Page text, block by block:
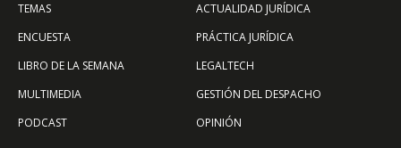
TEMAS
ENCUESTA
LIBRO DE LA SEMANA
MULTIMEDIA
PODCAST
ACTUALIDAD JURÍDICA
PRÁCTICA JURÍDICA
LEGALTECH
GESTIÓN DEL DESPACHO
OPINIÓN